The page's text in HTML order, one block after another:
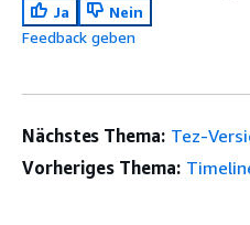
Ja
Nein
Feedback geben
Nächstes Thema: Tez-
Vorheriges Thema: